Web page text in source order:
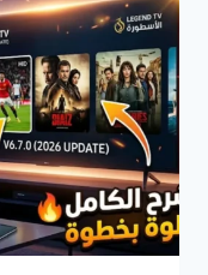
القنوات
مجانًا
بجودة
عالية